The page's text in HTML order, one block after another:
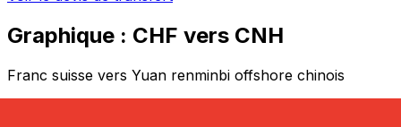
Graphique : CHF vers CNH
Franc suisse vers Yuan renminbi offshore chinois